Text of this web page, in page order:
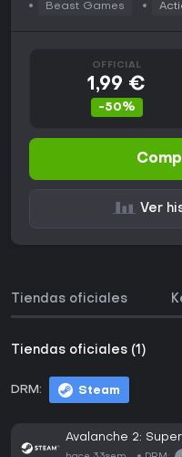
Beast Games
OFFICIAL
1,99 €
-50%
Ver
Tiendas oficiales
Tiendas oficiales (1)
DRM: Steam
Avalanche 2: